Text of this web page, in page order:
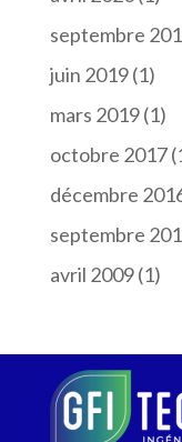
septembre
juin 2019(1)
mars 2019(1)
octobre 2017
décembre
septembre
avril 2009(1)